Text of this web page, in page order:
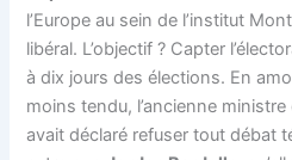
l’Europe au sein de l’institut
libéral. L’objectif ? Capter
à dix jours des élections. En
moins tendu, l’ancienne
avait déclaré refuser tout débat